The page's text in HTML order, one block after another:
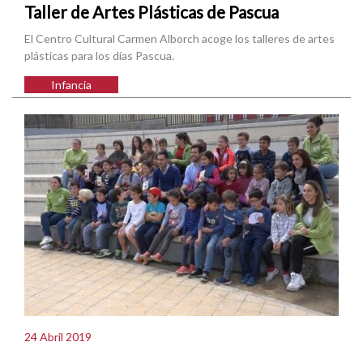
Taller de Artes Plásticas de Pascua
El Centro Cultural Carmen Alborch acoge los talleres de artes
plásticas para los días Pascua.
Infancia
24 Abril 2019